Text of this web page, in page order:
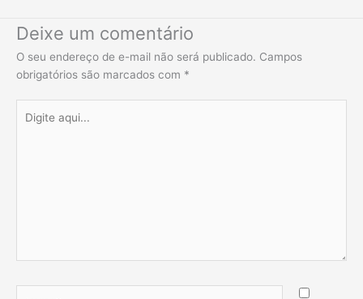
Deixe um comentário
O seu endereço de e-mail não será publicado. Campos
obrigatórios são marcados com *
aqui...